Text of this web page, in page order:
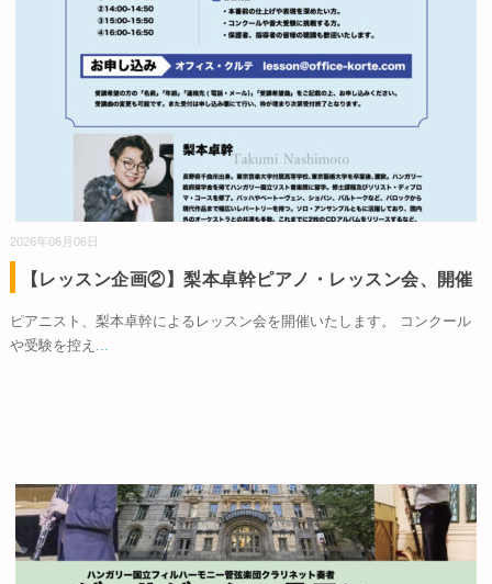
2026年06月06日
【レッスン企画②】梨本卓幹ピアノ・レッスン会、開催
ピアニスト、梨本卓幹によるレッスン会を開催いたします。 コンクール
や受験を控え ...